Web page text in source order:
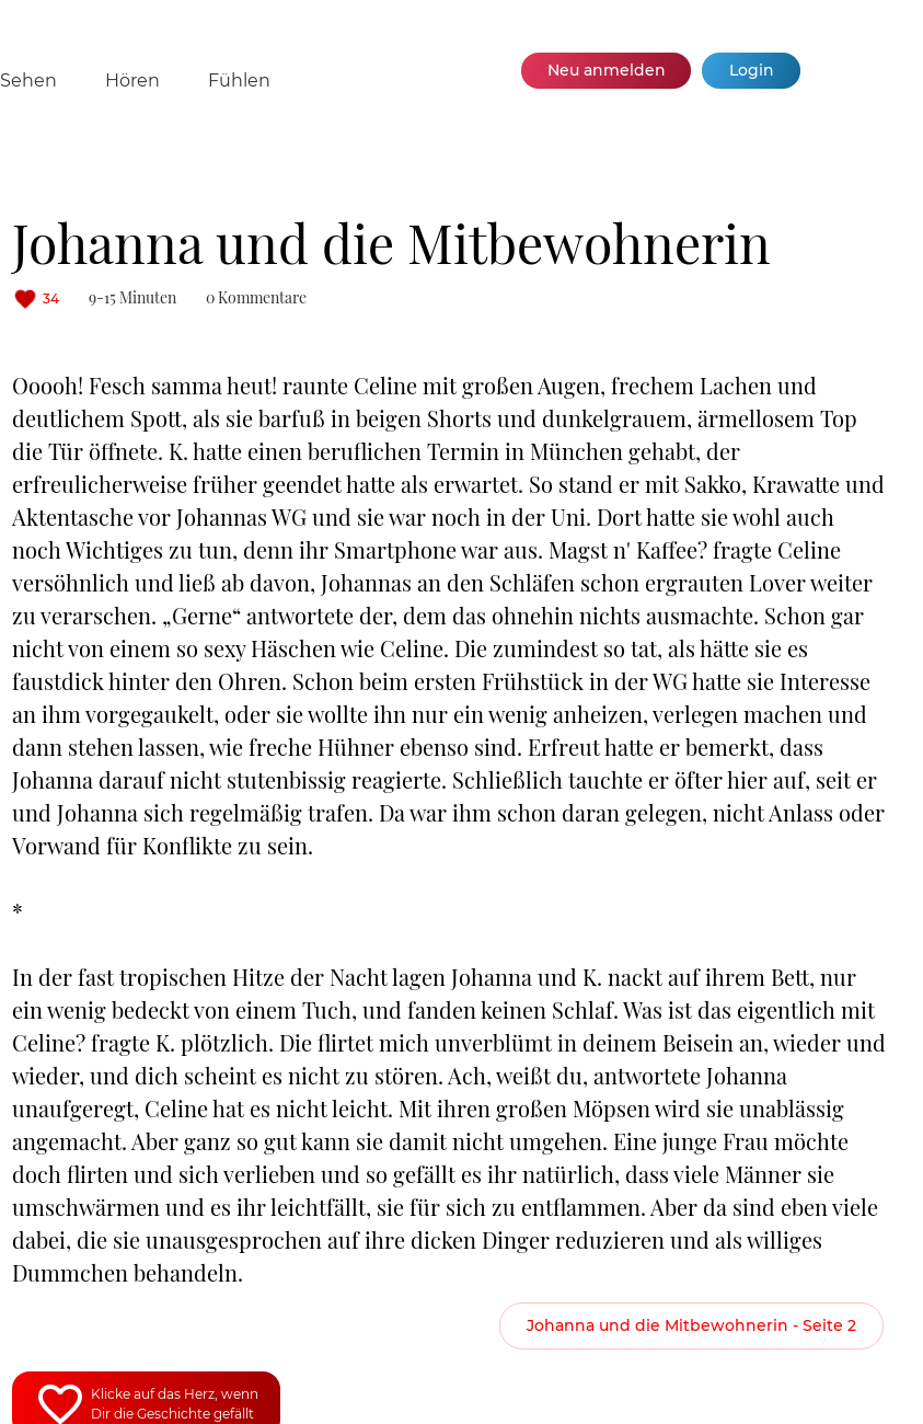
Sehen Hören Fühlen Neu anmelden Login
Johanna und die Mitbewohnerin
34 9-15 Minuten 0 Kommentare
Ooooh! Fesch samma heut! raunte Celine mit großen Augen, frechem Lachen und
deutlichem Spott, als sie barfuß in beigen Shorts und dunkelgrauem, ärmellosem Top
die Tür öffnete. K. hatte einen beruflichen Termin in München gehabt, der
erfreulicherweise früher geendet hatte als erwartet. So stand er mit Sakko, Krawatte und
Aktentasche vor Johannas WG und sie war noch in der Uni. Dort hatte sie wohl auch
noch Wichtiges zu tun, denn ihr Smartphone war aus. Magst n' Kaffee? fragte Celine
versöhnlich und ließ ab davon, Johannas an den Schläfen schon ergrauten Lover weiter
zu verarschen. „Gerne“ antwortete der, dem das ohnehin nichts ausmachte. Schon gar
nicht von einem so sexy Häschen wie Celine. Die zumindest so tat, als hätte sie es
faustdick hinter den Ohren. Schon beim ersten Frühstück in der WG hatte sie Interesse
an ihm vorgegaukelt, oder sie wollte ihn nur ein wenig anheizen, verlegen machen und
dann stehen lassen, wie freche Hühner ebenso sind. Erfreut hatte er bemerkt, dass
Johanna darauf nicht stutenbissig reagierte. Schließlich tauchte er öfter hier auf, seit er
und Johanna sich regelmäßig trafen. Da war ihm schon daran gelegen, nicht Anlass oder
Vorwand für Konflikte zu sein.
*
In der fast tropischen Hitze der Nacht lagen Johanna und K. nackt auf ihrem Bett, nur
ein wenig bedeckt von einem Tuch, und fanden keinen Schlaf. Was ist das eigentlich mit
Celine? fragte K. plötzlich. Die flirtet mich unverblümt in deinem Beisein an, wieder und
wieder, und dich scheint es nicht zu stören. Ach, weißt du, antwortete Johanna
unaufgeregt, Celine hat es nicht leicht. Mit ihren großen Möpsen wird sie unablässig
angemacht. Aber ganz so gut kann sie damit nicht umgehen. Eine junge Frau möchte
doch flirten und sich verlieben und so gefällt es ihr natürlich, dass viele Männer sie
umschwärmen und es ihr leichtfällt, sie für sich zu entflammen. Aber da sind eben viele
dabei, die sie unausgesprochen auf ihre dicken Dinger reduzieren und als williges
Dummchen behandeln.
Johanna und die Mitbewohnerin - Seite 2
Klicke auf das Herz, wenn
Dir die Geschichte gefällt